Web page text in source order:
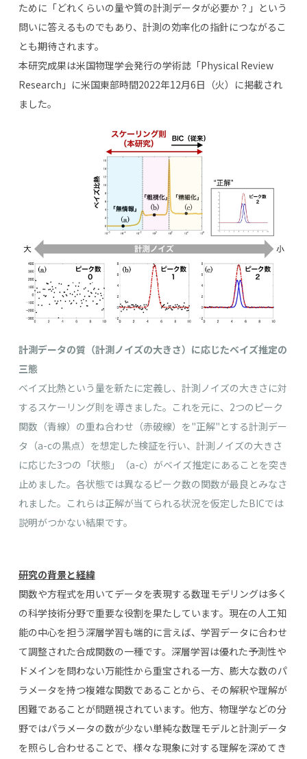
ために「どれくらいの量や質の計測データが必要か？」という
問いに答えるものでもあり、計測の効率化の指針につながるこ
とも期待されます。
本研究成果は米国物理学会発行の学術誌「Physical Review
Research」に米国東部時間2022年12月6日（火）に掲載され
ました。
計測データの質（計測ノイズの大きさ）に応じたベイズ推定の
三態
ベイズ比熱という量を新たに定義し、計測ノイズの大きさに対
するスケーリング則を導きました。これを元に、2つのピーク
関数（青線）の重ね合わせ（赤破線）を"正解"とする計測デー
タ（a-cの黒点）を想定した検証を行い、計測ノイズの大きさ
に応じた3つの「状態」（a-c）がベイズ推定にあることを突き
止めました。各状態では異なるピーク数の関数が最良とみなさ
れました。これらは正解が当てられる状況を仮定したBICでは
説明がつかない結果です。
研究の背景と経緯
関数や方程式を用いてデータを表現する数理モデリングは多く
の科学技術分野で重要な役割を果たしています。現在の人工知
能の中心を担う深層学習も端的に言えば、学習データに合わせ
て調整された合成関数の一種です。深層学習は優れた予測性や
ドメインを問わない万能性から重宝される一方、膨大な数のパ
ラメータを持つ複雑な関数であることから、その解釈や理解が
困難であることが問題視されています。他方、物理学などの分
野ではパラメータの数が少ない単純な数理モデルと計測データ
を照らし合わせることで、様々な現象に対する理解を深めてき